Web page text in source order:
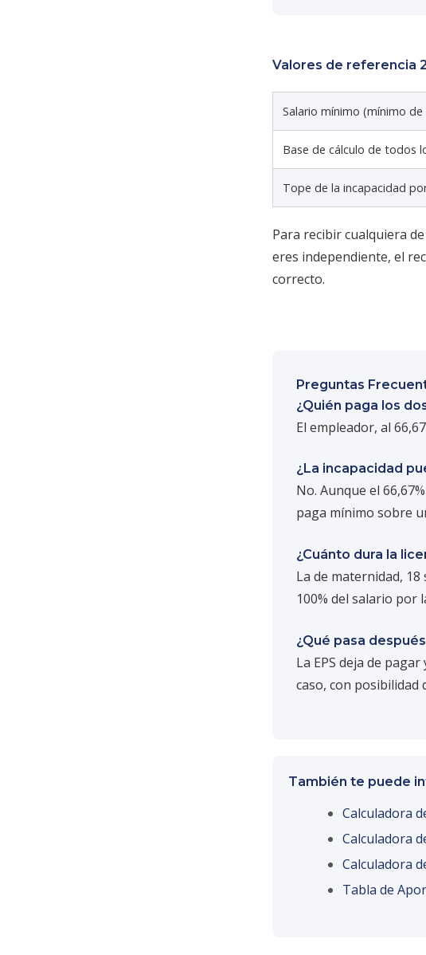
Valores de referencia
Salario mínimo (mínimo
Base de cálculo de todos
Tope de la incapacidad
Para recibir cualquiera
eres independiente, el
correcto.
Preguntas
¿Quién paga los
El empleador, al
¿La incapacidad
No. Aunque el
paga mínimo sobre
¿Cuánto dura la
La de maternidad, 18
100% del salario por
¿Qué pasa
La EPS deja de
caso, con posibilidad
También te puede
Calculadora
Calculadora
Calculadora
Tabla de